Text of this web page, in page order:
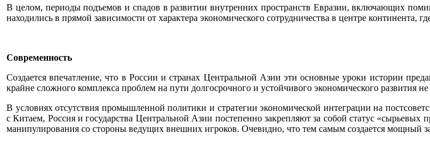
В целом, периоды подъемов и спадов в развитии внутренних пространств Евразии, включающих
находились в прямой зависимости от характера экономического сотрудничества в центре
Современность
Создается впечатление, что в России и странах Центральной Азии эти основные уроки истории
крайне сложного комплекса проблем на пути долгосрочного и устойчивого экономического развития
В условиях отсутствия промышленной политики и стратегии экономической интеграции на
с Китаем, Россия и государства Центральной Азии постепенно закрепляют за собой статус
манипулирования со стороны ведущих внешних игроков. Очевидно, что тем самым создается мощный